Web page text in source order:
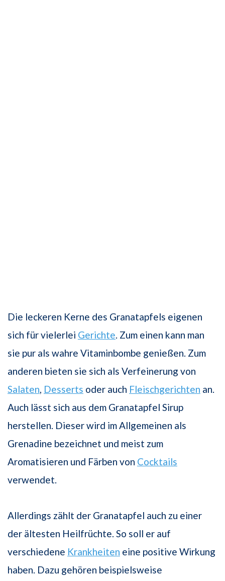
Die leckeren Kerne des Granatapfels eigenen
sich für vielerlei Gerichte . Zum einen kann man
sie pur als wahre Vitaminbombe genießen. Zum
anderen bieten sie sich als Verfeinerung von
Salaten Desserts oder auch Fleischgerichten an.
Auch lässt sich aus dem Granatapfel Sirup
herstellen. Dieser wird im Allgemeinen als
Grenadine bezeichnet und meist zum
Aromatisieren und Färben von Cocktails
verwendet.
Allerdings zählt der Granatapfel auch zu einer
der ältesten Heilfrüchte. So soll er auf
verschiedene Krankheiten eine positive Wirkung
haben. Dazu gehören beispielsweise